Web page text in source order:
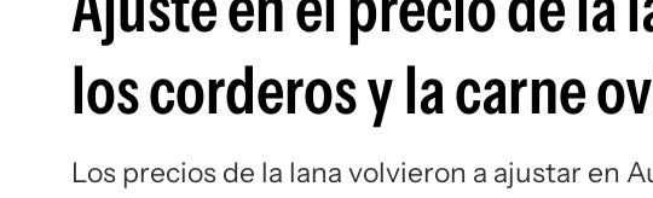
los corderos y la carne
Los precios de la lana volvieron a ajustar en